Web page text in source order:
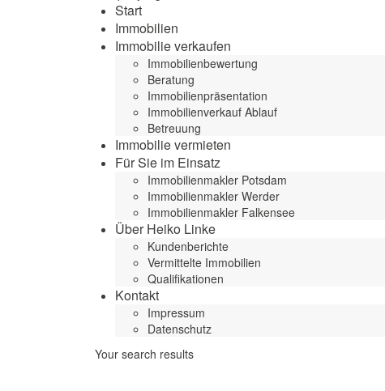
Start
Immobilien
Immobilie verkaufen
Immobilienbewertung
Beratung
Immobilienpräsentation
Immobilienverkauf Ablauf
Betreuung
Immobilie vermieten
Für Sie im Einsatz
Immobilienmakler Potsdam
Immobilienmakler Werder
Immobilienmakler Falkensee
Über Heiko Linke
Kundenberichte
Vermittelte Immobilien
Qualifikationen
Kontakt
Impressum
Datenschutz
Your search results